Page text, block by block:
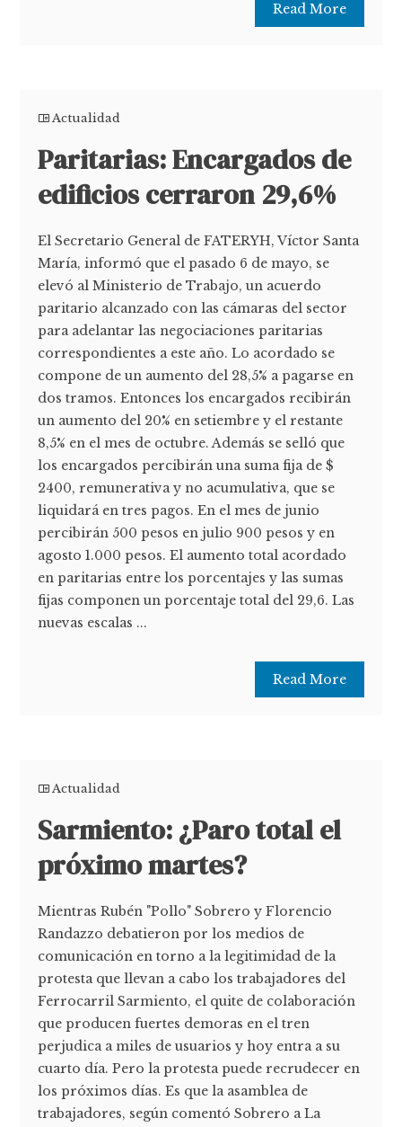
Read More
Actualidad
Paritarias: Encargados de
edificios cerraron 29,6%
El Secretario General de FATERYH, Víctor Santa
María, informó que el pasado 6 de mayo, se
elevó al Ministerio de Trabajo, un acuerdo
paritario alcanzado con las cámaras del sector
para adelantar las negociaciones paritarias
correspondientes a este año. Lo acordado se
compone de un aumento del 28,5% a pagarse en
dos tramos. Entonces los encargados recibirán
un aumento del 20% en setiembre y el restante
8,5% en el mes de octubre. Además se selló que
los encargados percibirán una suma fija de $
2400, remunerativa y no acumulativa, que se
liquidará en tres pagos. En el mes de junio
percibirán 500 pesos en julio 900 pesos y en
agosto 1.000 pesos. El aumento total acordado
en paritarias entre los porcentajes y las sumas
fijas componen un porcentaje total del 29,6. Las
nuevas escalas ...
Read More
Actualidad
Sarmiento: ¿Paro total el
próximo martes?
Mientras Rubén "Pollo" Sobrero y Florencio
Randazzo debatieron por los medios de
comunicación en torno a la legitimidad de la
protesta que llevan a cabo los trabajadores del
Ferrocarril Sarmiento, el quite de colaboración
que producen fuertes demoras en el tren
perjudica a miles de usuarios y hoy entra a su
cuarto día. Pero la protesta puede recrudecer en
los próximos días. Es que la asamblea de
trabajadores, según comentó Sobrero a La